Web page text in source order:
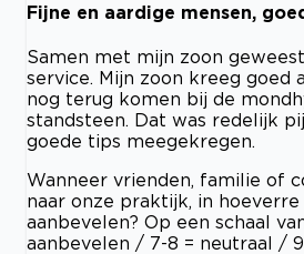
Fijne en aardige mensen,
Samen met mijn zoon
service. Mijn zoon kreeg goed
nog terug komen bij de
standsteen. Dat was redelijk
goede tips meegekregen.
Wanneer vrienden, familie of
naar onze praktijk, in hoeverre
aanbevelen? Op een schaal
aanbevelen / 7-8 = neutraal /